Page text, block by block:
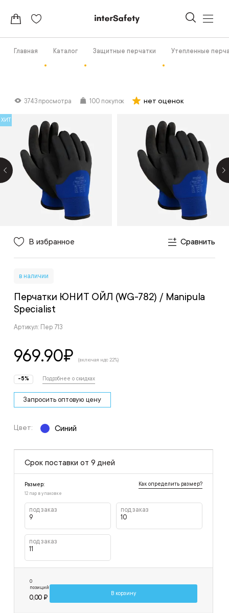
Главная Каталог Защитные перчатки Утепленные
3743 просмотра 100 покупок нет оценок
ХИТ
В избранное Сравнить
в наличии
Перчатки ЮНИТ ОЙЛ (WG-782) / Manipula
Specialist
Артикул: Пер 713
969.90₽ (включая ндс 22%)
-5% Подробнее о скидках
Запросить оптовую цену
Цвет: Синий
Срок поставки от 9 дней
Размер: Как определить размер?
12 пар в упаковке
под заказ
9
под заказ
10
под заказ
11
0
позиций
0,00 ₽
В корзину